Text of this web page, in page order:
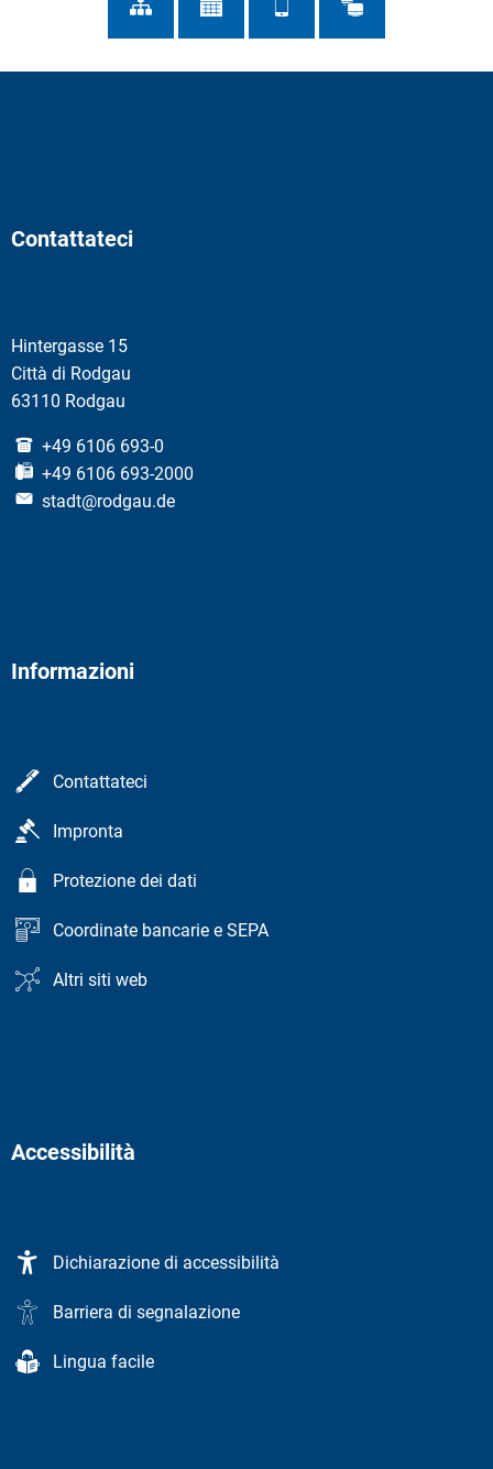
Contattateci
Hintergasse 15
Città di Rodgau
63110 Rodgau
+49 6106 693-0
+49 6106 693-2000
stadt@rodgau.de
Informazioni
Contattateci
Impronta
Protezione dei dati
Coordinate bancarie e SEPA
Altri siti web
Accessibilità
Dichiarazione di accessibilità
Barriera di segnalazione
Lingua facile